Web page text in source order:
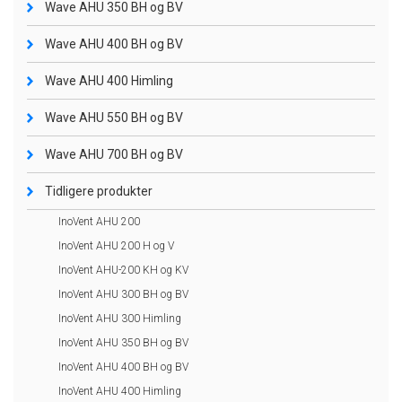
Wave AHU 350 BH og BV
Wave AHU 400 BH og BV
Wave AHU 400 Himling
Wave AHU 550 BH og BV
Wave AHU 700 BH og BV
Tidligere produkter
InoVent AHU 200
InoVent AHU 200 H og V
InoVent AHU-200 KH og KV
InoVent AHU 300 BH og BV
InoVent AHU 300 Himling
InoVent AHU 350 BH og BV
InoVent AHU 400 BH og BV
InoVent AHU 400 Himling